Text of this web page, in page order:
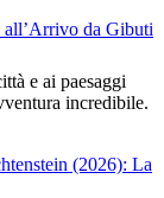
all’Arrivo da Gibuti
e ai paesaggi
incredibile.
(2026): La